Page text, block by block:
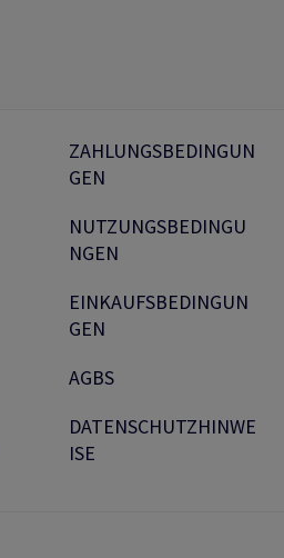
ZAHLUNGSBEDINGUN
GEN
NUTZUNGSBEDINGU
NGEN
EINKAUFSBEDINGUN
GEN
AGBS
DATENSCHUTZHINWE
ISE